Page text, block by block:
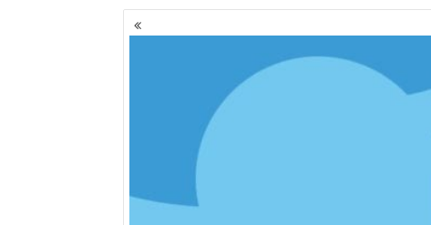
NAWIGACJA
PO